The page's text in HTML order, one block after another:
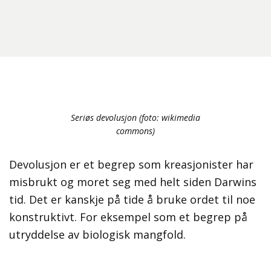
Seriøs devolusjon (foto: wikimedia
commons)
Devolusjon er et begrep som kreasjonister har
misbrukt og moret seg med helt siden Darwins
tid. Det er kanskje på tide å bruke ordet til noe
konstruktivt. For eksempel som et begrep på
utryddelse av biologisk mangfold.